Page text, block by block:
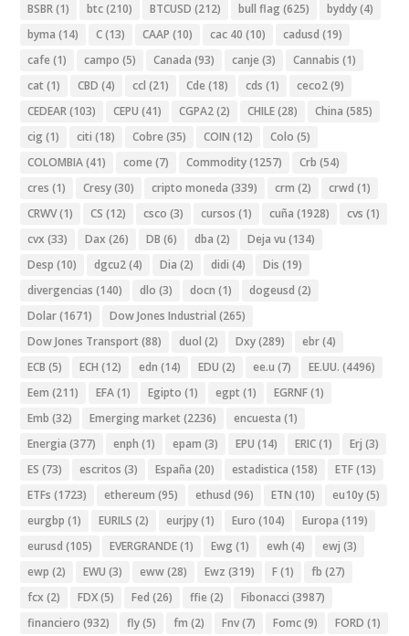
BSBR(1) btc(210) BTCUSD (212) bull flag (625) byddy(4)
byma (14) C(13) CAAP (10) cac 40 (10) cadusd (19)
cafe (1) campo (5) Canada (93) canje (3) Cannabis (1)
cat (1) CBD (4) ccl (21) Cde (18) cds (1) ceco2(9)
CEDEAR(103) CEPU (41) CGPA2(2) CHILE(28) China (585)
cig (1) citi (18) Cobre (35) COIN (12) Colo (5)
COLOMBIA(41) come (7) Commodity(1257) Crb (54)
cres (1) Cresy(30) cripto moneda (339) crm (2) crwd (1)
CRWV(1) CS (12) csco (3) cursos (1) cuña (1928) cvs (1)
cvx (33) Dax (26) DB (6) dba (2) Deja vu (134)
Desp (10) dgcu2(4) Dia (2) didi (4) Dis (19)
divergencias (140) dlo (3) docn (1) dogeusd (2)
Dolar(1671) Dow Jones Industrial (265)
Dow Jones Transport (88) duol (2) Dxy(289) ebr(4)
ECB (5) ECH (12) edn (14) EDU (2) ee.u (7) EE.UU. (4496)
Eem (211) EFA(1) Egipto (1) egpt (1) EGRNF(1)
Emb (32) Emerging market (2236) encuesta (1)
Energia (377) enph (1) epam (3) EPU (14) ERIC(1) Erj (3)
ES (73) escritos (3) España (20) estadistica (158) ETF(13)
ETFs (1723) ethereum (95) ethusd (96) ETN (10) eu10y(5)
eurgbp (1) EURILS (2) eurjpy(1) Euro (104) Europa (119)
eurusd (105) EVERGRANDE(1) Ewg (1) ewh (4) ewj (3)
ewp (2) EWU (3) eww(28) Ewz (319) F(1) fb (27)
fcx (2) FDX(5) Fed (26) ffie (2) Fibonacci (3987)
financiero (932) fly(5) fm (2) Fnv(7) Fomc(9) FORD (1)